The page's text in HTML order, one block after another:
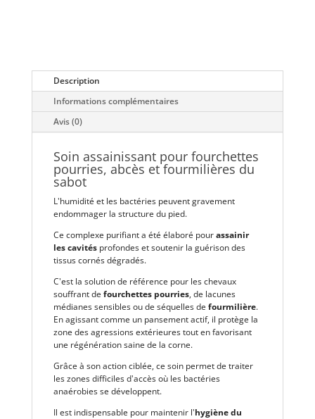
Description
Informations complémentaires
Avis (0)
Soin assainissant pour fourchettes
pourries, abcès et fourmilières du
sabot
L'humidité et les bactéries peuvent gravement
endommager la structure du pied.
Ce complexe purifiant a été élaboré pourassainir
les cavitésprofondes et soutenir la guérison des
tissus cornés dégradés.
C'est la solution de référence pour les chevaux
souffrant de fourchettes pourries, de lacunes
médianes sensibles ou de séquelles de fourmilière.
En agissant comme un pansement actif, il protège la
zone des agressions extérieures tout en favorisant
une régénération saine de la corne.
Grâce à son action ciblée, ce soin permet de traiter
les zones difficiles d'accès où les bactéries
anaérobies se développent.
Il est indispensable pour maintenir l'hygiène du